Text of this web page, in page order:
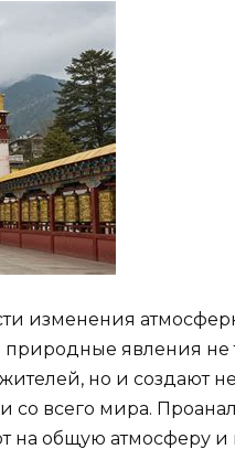
изменения
природные явления не
но и создают
со всего мира.
общую атмосферу и